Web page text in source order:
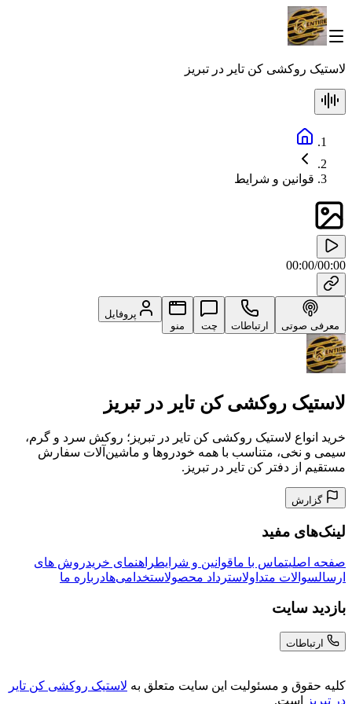
لاستیک روکشی کن تایر در تبریز
قوانین و شرایط
00:00/00:00
معرفی صوتی ارتباطات چت منو
پروفایل
لاستیک روکشی کن تایر در تبریز
خرید انواع لاستیک روکشی کن تایر در تبریز؛ روکش سرد و گرم،
سیمی و نخی، متناسب با همه خودروها و ماشین‌آلات سفارش
مستقیم از دفتر کن تایر در تبریز.
گزارش
لینک‌های مفید
صفحه اصلیتماس با ماقوانین و شرایطراهنمای خریدروش های
ارسالسوالات متداولاسترداد محصولاستخدامی‌هادرباره ما
بازدید سایت
ارتباطات
کلیه حقوق و مسئولیت این سایت متعلق به لاستیک روکشی کن تایر
در تبریز
است.